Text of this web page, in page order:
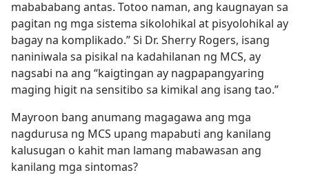
mabababang antas. Totoo naman, ang kaugnayan sa
pagitan ng mga sistema sikolohikal at pisyolohikal ay
bagay na komplikado.” Si Dr. Sherry Rogers, isang
naniniwala sa pisikal na kadahilanan ng MCS, ay
nagsabi na ang “kaigtingan ay nagpapangyaring
maging higit na sensitibo sa kimikal ang isang tao.”
Mayroon bang anumang magagawa ang mga
nagdurusa ng MCS upang mapabuti ang kanilang
kalusugan o kahit man lamang mabawasan ang
kanilang mga sintomas?